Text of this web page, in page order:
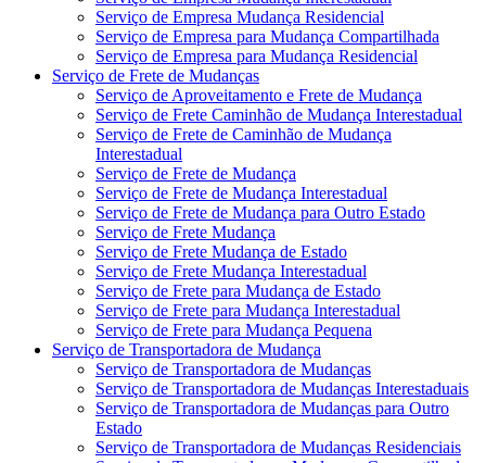
Serviço de Empresa Mudança Residencial
Serviço de Empresa para Mudança Compartilhada
Serviço de Empresa para Mudança Residencial
Serviço de Frete de Mudanças
Serviço de Aproveitamento e Frete de Mudança
Serviço de Frete Caminhão de Mudança Interestadual
Serviço de Frete de Caminhão de Mudança
Interestadual
Serviço de Frete de Mudança
Serviço de Frete de Mudança Interestadual
Serviço de Frete de Mudança para Outro Estado
Serviço de Frete Mudança
Serviço de Frete Mudança de Estado
Serviço de Frete Mudança Interestadual
Serviço de Frete para Mudança de Estado
Serviço de Frete para Mudança Interestadual
Serviço de Frete para Mudança Pequena
Serviço de Transportadora de Mudança
Serviço de Transportadora de Mudanças
Serviço de Transportadora de Mudanças Interestaduais
Serviço de Transportadora de Mudanças para Outro
Estado
Serviço de Transportadora de Mudanças Residenciais